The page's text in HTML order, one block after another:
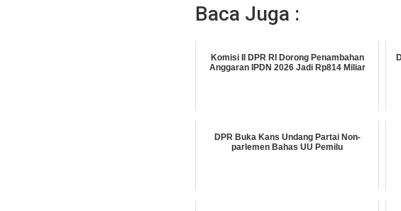
Baca Juga :
Komisi II DPR RI Dorong Penambahan
Anggaran IPDN 2026 Jadi Rp814 Miliar
DPR Buka Kans Undang Partai Non-
parlemen Bahas UU Pemilu